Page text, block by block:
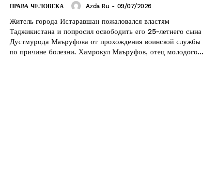
ПРАВА ЧЕЛОВЕКА Azda Ru - 09/07/2026
Житель города Истаравшан пожаловался властям
Таджикистана и попросил освободить его 25-летнего сына
Дустмурода Маъруфова от прохождения воинской службы
по причине болезни. Хамрокул Маъруфов, отец молодого...